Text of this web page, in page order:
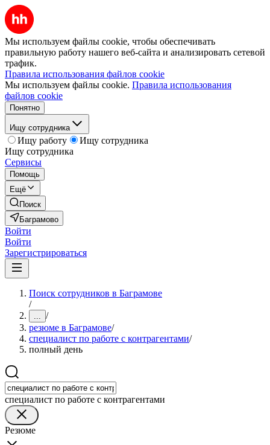
Мы используем файлы cookie, чтобы обеспечивать
правильную работу нашего веб-сайта и анализировать сетевой
трафик.
Правила использования файлов cookie
Мы используем файлы cookie. Правила использования
файлов cookie
Понятно
Ищу сотрудника
Ищу работу
Ищу сотрудника
Ищу сотрудника
Сервисы
Помощь
Ещё
Поиск
Баграмово
Войти
Войти
Зарегистрироваться
Поиск сотрудников в Баграмове
/
... /
резюме в Баграмове/
специалист по работе с контрагентами/
полный день
специалист по работе с контрагентами
Резюме